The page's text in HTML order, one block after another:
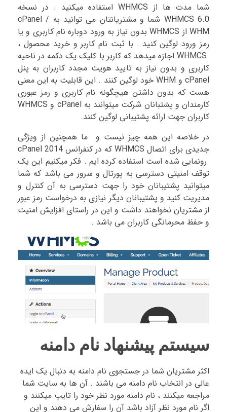
شما مدت ها از WHMCS استفاده میکنید . در نسخه
WHMCS 6.0 شما و مشتریانتان می توانید به cPanel /
WHM از WHMCS بدون نیاز به ورود دوباره نام کاربری و یا
رمز ورود لوگین کنید . با ثبت نام کاربر و خرید محصول ،
WHMCS اجازه میدهد که کاربر با کلیک یک دکمه در ناحیه
کاربری و بدون نیاز به تایید هویت مجدد کاربران به پنل
cPanel و WHM خود لوگین کنند . این قابلیت به این معنی
هست که بدون داشتن هیچگونه نام کاربری و رمز عبوری
کارمندان و پشتبانان شرکت میتوانند به cPanel و WHMCS
کاربران جهت ارائه پشتیبانی لوگین کنند.
در خلاصه این همه چیز نیست و ما همچنین از ویژگی
جدیدی برای اتصال WHMCS که در کنفرانس cPanel 2014
رونمایی شده است استفاده کرده ایم . فکر میکنیم این یک
توقف امنیتی دسترسی به پورتال و سرور می باشد که شما
میتوانید پشتیبانان خود را جهت دسترسی به آن کنترل و
مدیریت کنید و پشتیبانان دیگر نیازی به درخواست رمز عبور
از مشتریان نخواهند داشت و این در راستای افزایش امنیت
و حفظ محرمانگی کاربران می باشد .
سیستم پیشنهاد نام دامنه
اکثر مشتریان شما در جستجوی نام دامنه به دنبال یک ایده
عالی در انتخاب نام دامنه می باشند . آن ها به سایت شما
مراجعه میکنند ، نام دامنه مورد نظر خود را تایپ میکنند و
اگر نام مورد نظر آزاد باشد آن را سفارش می دهند و این